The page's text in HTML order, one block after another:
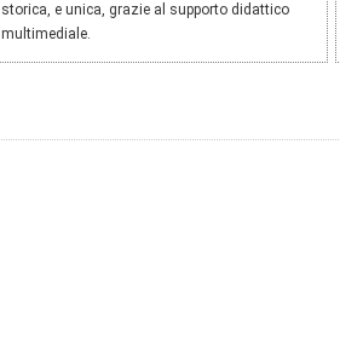
storica, e unica, grazie al supporto didattico
multimediale.